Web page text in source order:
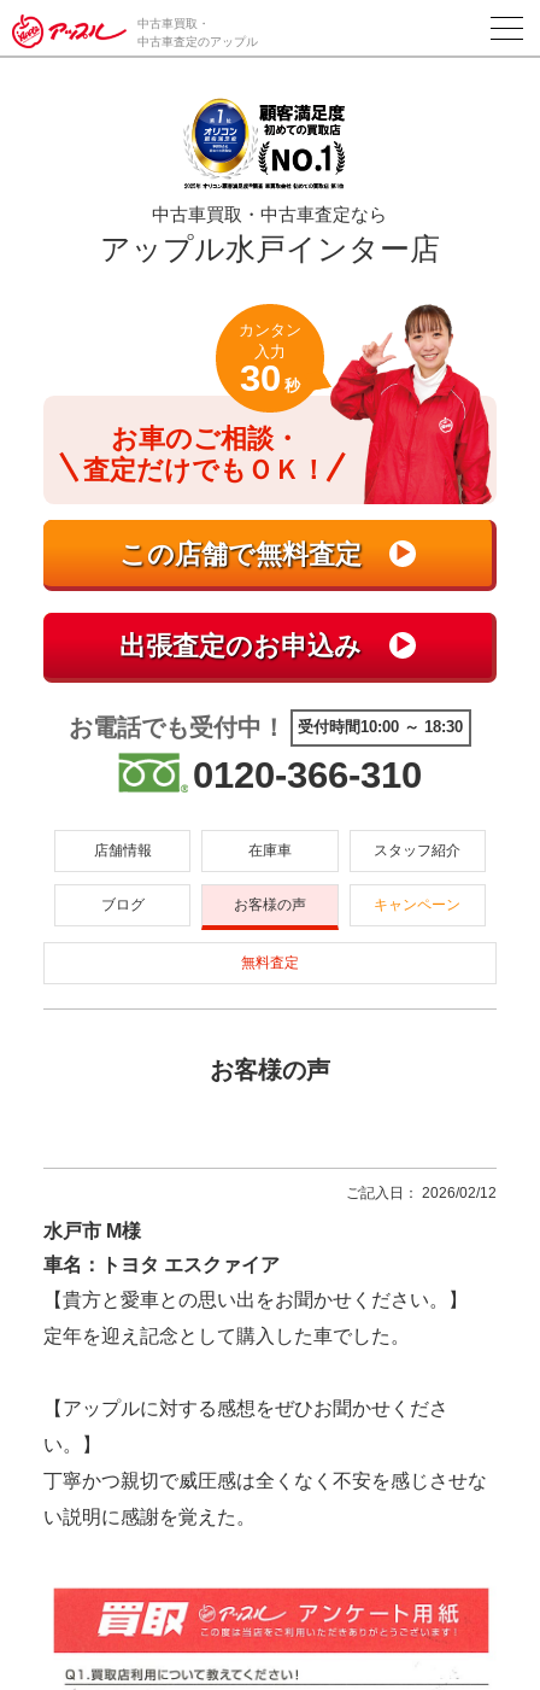
/*ABテスト_新規査定フォームの為のCVボタン*/
中古車買取・
中古車査定のアップル
中古車買取・中古車査定なら
アップル水戸インター店
お車のご相談・
査定だけでもＯＫ！
カンタン
入力
30 秒
お電話でも受付中！ 受付時間10:00 ～ 18:30
0120-366-310
店舗情報 在庫車 スタッフ紹介
ブログ お客様の声 キャンペーン
無料査定
お客様の声
ご記入日： 2026/02/12
水戸市 M様
車名：トヨタ エスクァイア
【貴方と愛車との思い出をお聞かせください。】
定年を迎え記念として購入した車でした。
【アップルに対する感想をぜひお聞かせくださ
い。】
丁寧かつ親切で威圧感は全くなく不安を感じさせな
い説明に感謝を覚えた。